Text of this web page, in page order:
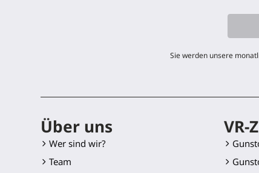
Sie werden unsere
Über uns
Wer sind wir?
Team
VR-